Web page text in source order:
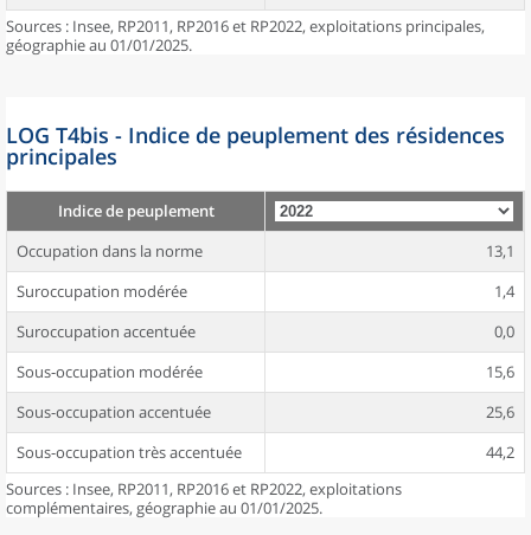
Sources : Insee, RP2011, RP2016 et RP2022, exploitations principales,
géographie au 01/01/2025.
LOG T4bis - Indice de peuplement des résidences
principales
Indice de peuplement
Occupation dans la norme
13,1
Suroccupation modérée
1,4
Suroccupation accentuée
0,0
Sous-occupation modérée
15,6
Sous-occupation accentuée
25,6
Sous-occupation très accentuée
44,2
Sources : Insee, RP2011, RP2016 et RP2022, exploitations
complémentaires, géographie au 01/01/2025.